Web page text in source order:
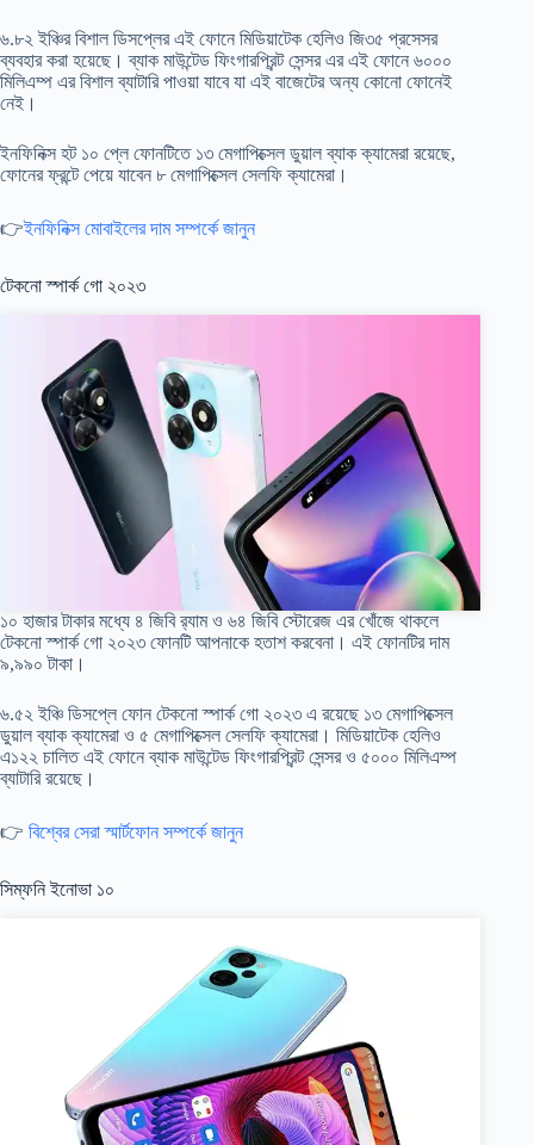
৬.৮২ ইঞ্চির বিশাল ডিসপ্লের এই ফোনে মিডিয়াটেক হেলিও জি৩৫ প্রসেসর
ব্যবহার করা হয়েছে। ব্যাক মাউন্টেড ফিংগারপ্রিন্ট সেন্সর এর এই ফোনে ৬০০০
মিলিএম্প এর বিশাল ব্যাটারি পাওয়া যাবে যা এই বাজেটের অন্য কোনো ফোনেই
নেই।
ইনফিনিক্স হট ১০ প্লে ফোনটিতে ১৩ মেগাপিক্সেল ডুয়াল ব্যাক ক্যামেরা রয়েছে,
ফোনের ফ্রন্টে পেয়ে যাবেন ৮ মেগাপিক্সেল সেলফি ক্যামেরা।
👉ইনফিনিক্স মোবাইলের দাম সম্পর্কে জানুন
টেকনো স্পার্ক গো ২০২৩
১০ হাজার টাকার মধ্যে ৪ জিবি র‍্যাম ও ৬৪ জিবি স্টোরেজ এর খোঁজে থাকলে
টেকনো স্পার্ক গো ২০২৩ ফোনটি আপনাকে হতাশ করবেনা। এই ফোনটির দাম
৯,৯৯০ টাকা।
৬.৫২ ইঞ্চি ডিসপ্লে ফোন টেকনো স্পার্ক গো ২০২৩ এ রয়েছে ১৩ মেগাপিক্সেল
ডুয়াল ব্যাক ক্যামেরা ও ৫ মেগাপিক্সেল সেলফি ক্যামেরা। মিডিয়াটেক হেলিও
এ১২২ চালিত এই ফোনে ব্যাক মাউন্টেড ফিংগারপ্রিন্ট সেন্সর ও ৫০০০ মিলিএম্প
ব্যাটারি রয়েছে।
👉 বিশ্বের সেরা স্মার্টফোন সম্পর্কে জানুন
সিম্ফনি ইনোভা ১০